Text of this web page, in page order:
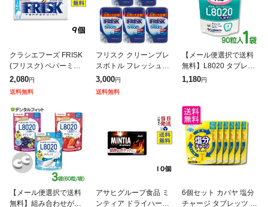
クラシエフーズ FRISK
(フリスク) ペパーミン
ト 24.5g ×9個 賞味期限
2027/07
2,080円
送料無料
フリスク クリーンブレ
スボトル フレッシュミ
ント 105g クラシエ 5個
セット 青
3,000円
送料無料
【メール便選択で送料
無料】L8020 タブレッ
ト ラクレッシュPRO L
1,180円
【メール便選択で送料
無料】組み合わせが選
アサヒグループ食品 ミ
ンティア ドライハード
6個セット カバヤ 塩分
チャージ タブレッツ 塩